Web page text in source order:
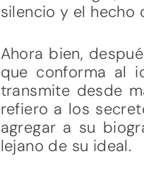
silencio y el hecho
Ahora bien,
que conforma al
transmite desde
refiero a los
agregar a su
lejano de su ideal.